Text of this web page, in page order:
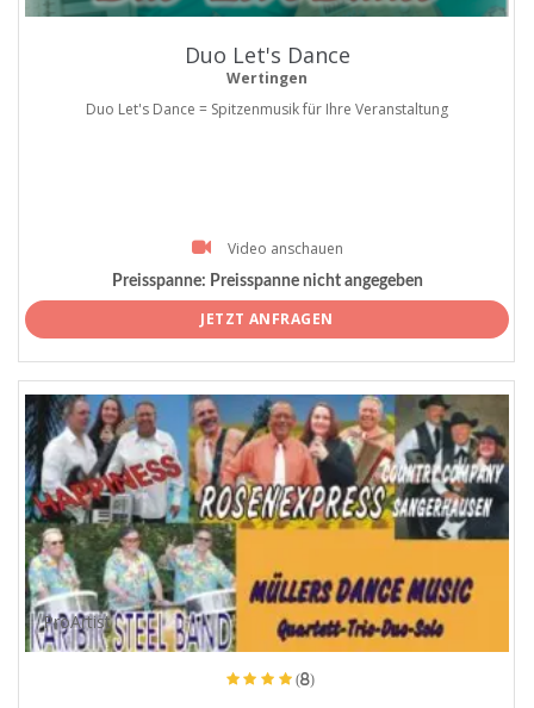
Duo Let's Dance
Wertingen
Duo Let's Dance = Spitzenmusik für Ihre Veranstaltung
Video anschauen
Preisspanne: Preisspanne nicht angegeben
JETZT ANFRAGEN
ProArtist
(8)